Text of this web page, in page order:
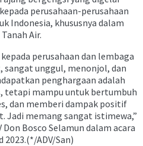
perusahaan-perusahaan
Indonesia, khususnya dalam
Air.
perusahaan dan lembaga
unggul, menonjol, dan
penghargaan adalah
tetapi mampu untuk bertumbuh
dan memberi dampak positif
Jadi memang sangat istimewa,”
Bosco Selamun dalam acara
ADV/San)